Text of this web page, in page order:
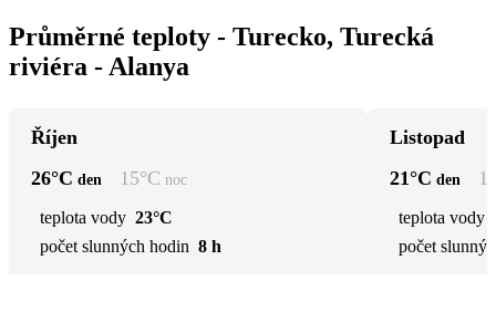
Průměrné teploty - Turecko, Turecká
riviéra - Alanya
Říjen
26°C den 15°C noc
teplota vody 23°C
počet slunných hodin 8 h
Listopad
21°C den 11
teplota vody
počet